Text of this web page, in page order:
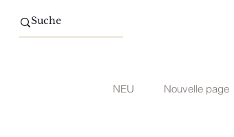
NEU Nouvelle page